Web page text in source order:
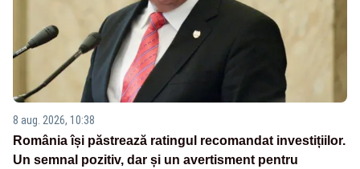
8 aug. 2026, 10:38
România își păstrează ratingul recomandat investițiilor.
Un semnal pozitiv, dar și un avertisment pentru